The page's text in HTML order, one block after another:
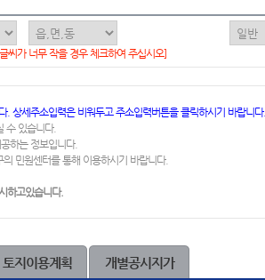
씨가 너무 작을 경우 체크하여 주십시오]
상세주소입력은 비워두고 주소입력버튼을 클릭하시기 바랍니다.
수 있습니다.
하는 정보입니다.
민원센터를 통해 이용하시기 바랍니다.
하고있습니다.
토지이용계획 개별공시지가